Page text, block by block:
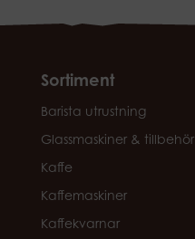
Sortiment
Barista utrustning
Glassmaskiner & tillbehör
Kaffe
Kaffemaskiner
Kaffekvarnar